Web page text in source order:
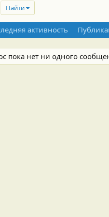
Найти
активность
пока нет ни одного